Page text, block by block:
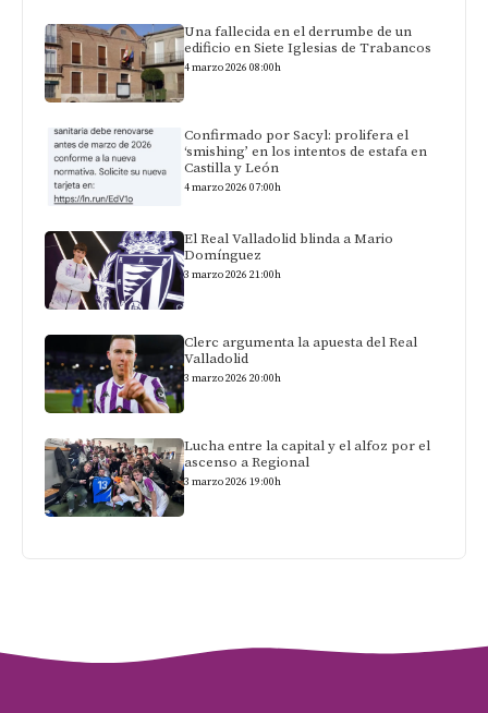
Una fallecida en el derrumbe de un
edificio en Siete Iglesias de Trabancos
4 marzo 2026 08:00h
Confirmado por Sacyl: prolifera el
‘smishing’ en los intentos de estafa en
Castilla y León
4 marzo 2026 07:00h
El Real Valladolid blinda a Mario
Domínguez
3 marzo 2026 21:00h
Clerc argumenta la apuesta del Real
Valladolid
3 marzo 2026 20:00h
Lucha entre la capital y el alfoz por el
ascenso a Regional
3 marzo 2026 19:00h